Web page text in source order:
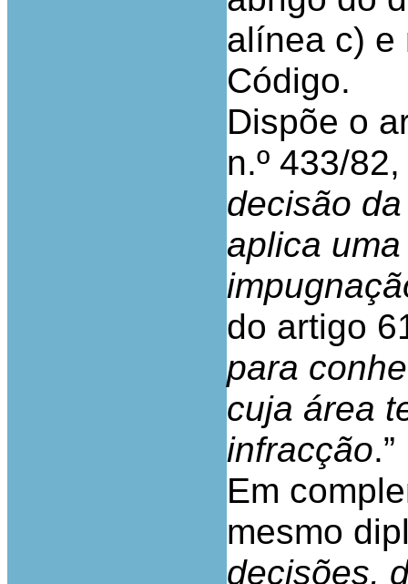
alínea c) e
Código.
Dispõe o
n.º 433/
decisão
aplica
do artigo
para
cuja área
infracção.”
Em
mesmo
decisões,